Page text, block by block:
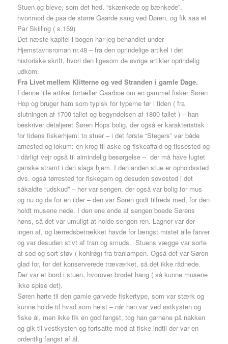
Stuen og bleve, som det hed, “skænkede og bænkede”,
hvorimod de paa de større Gaarde sang ved Døren, og fik saa et
Par Skilling ( s.159)
Det næste kapitel i bogen har jeg behandlet under
Hjemstavnsroman nr.48 – fra den oprindelige artikel i det
historiske skrift, hvori den ligesom de øvrige artikler oprindelig
udkom.
Fra Livet mellem Klitterne og ved Stranden i gamle Dage.
I denne lille artikel fortæller Gaarboe om en gammel fisker Søren
Hop og bruger ham som typisk for typerne før i tiden ( fra
slutningen af 1700 tallet og begyndelsen af 1800 tallet ) – han
beskriver detaljeret Søren Hops bolig, der også er karakteristisk
for tidens fiskerhjem: to stuer – i det første “Stegers” var både
arnested og lokum: en krog til aske og fiskeaffald og tissested og
i dårligt vejr også til almindelig besørgelse – der må have lugtet
ganske stramt i den slags hjem. I den anden stue er opholdssted
dvs. også tørrested for fiskegarn og desuden sovested i det
såkaldte “udskud” – her var sengen, der også var bolig for mus
og nu og da for en ilder – den var Søren godt tilfreds med, for den
holdt musene nede. I den ene ende af sengen boede Sørens
høns, så det var umuligt at holde sengen ren. Lagner var der
ingen af, og lærredsbetrækket havde for længst mistet alle farver
og var desuden stivt af tran og smuds. Stuens vægge var sorte
af sod og sort støv ( kohlrøg) fra tranlampen. Også det var Søren
glad for, for det konserverede træværket, så det ikke rådnede.
Der var et bord i stuen, hvorover brødet hang ( så kunne musene
ikke spise det).
Søren hørte til den gamle garvede fiskertype, som var stærk og
kunne holde til hvad som helst – når han var ved østkysten og
fiske ål, men ikke fik en god fangst, tog han garnene på nakken
og gik til vestkysten og fortsatte med at fiske indtil der var en
ordentlig fangst af ål.